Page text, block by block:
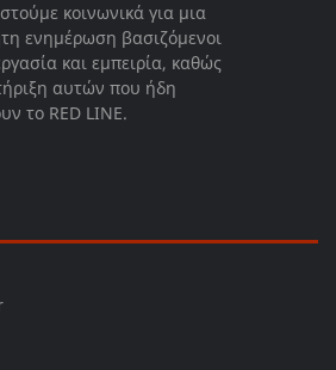
κοινωνικά για μια
ενημέρωση βασιζόμενοι
και εμπειρία, καθώς
αυτών που ήδη
το RED LINE.